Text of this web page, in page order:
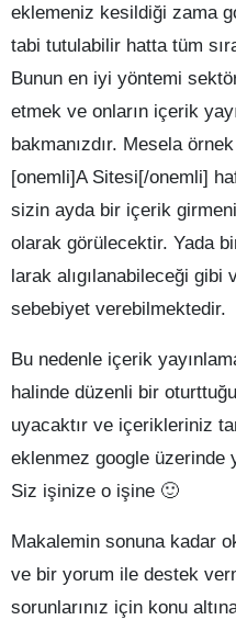
eklemeniz kesildiği zama
tabi tutulabilir hatta tüm
Bunun en iyi yöntemi
etmek ve onların içerik
bakmanızdır. Mesela
[onemli]A Sitesi[/onemli]
sizin ayda bir içerik
olarak görülecektir. Yada
larak alıgılanabileceği gibi
sebebiyet verebilmektedir.
Bu nedenle içerik
halinde düzenli bir
uyacaktır ve içerikleriniz
eklenmez google üzerinde
Siz işinize o işine 🙂
Makalemin sonuna kadar
ve bir yorum ile destek
sorunlarınız için konu